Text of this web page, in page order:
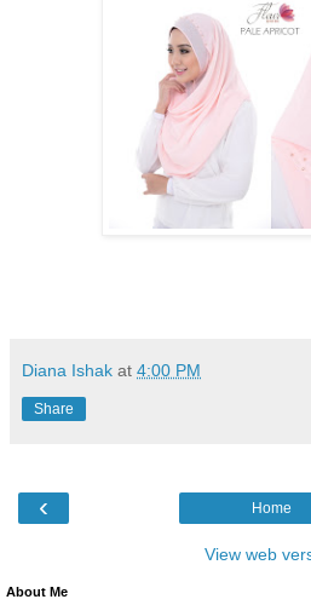
Diana Ishak at 4:00 PM
Share
‹ Home
View web
About Me